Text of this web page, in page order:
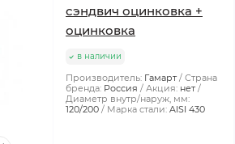
сэндвич оцинковка +
оцинковка
в наличии
Производитель: Гамарт
Страна
бренда: Россия Акция: нет
Диаметр внутр/наруж, мм:
120/200
Марка стали: AISI 430